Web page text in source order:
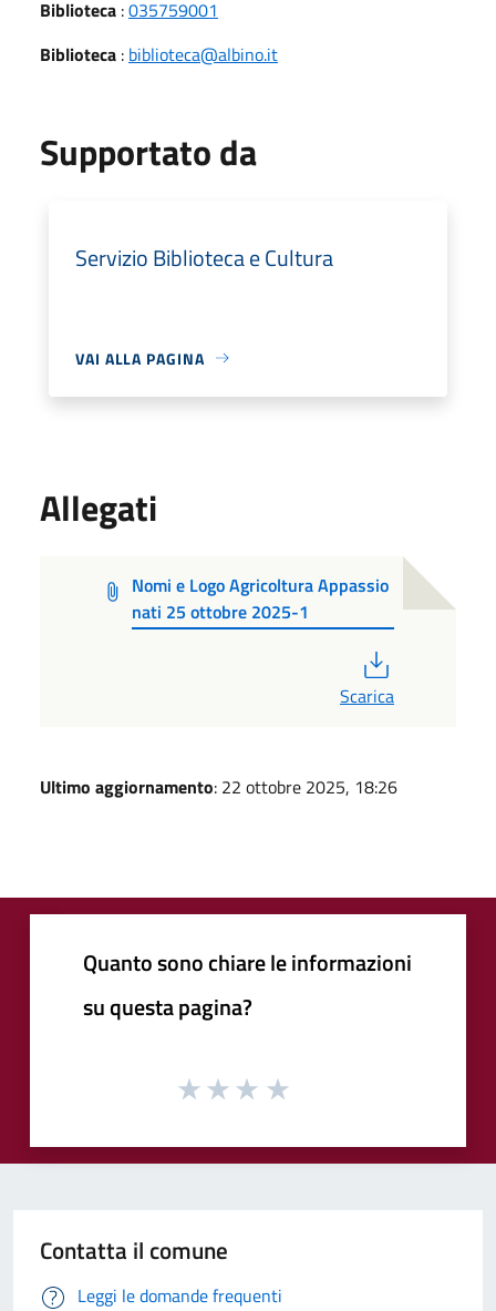
Biblioteca :035759001
Biblioteca : biblioteca@albino.it
Supportato da
Servizio Biblioteca e Cultura
VAI ALLA PAGINA
Allegati
Nomi e Logo Agricoltura Appassio
nati 25 ottobre 2025-1
Scarica
Ultimo aggiornamento: 22 ottobre 2025, 18:26
Quanto sono chiare le informazioni
su questa pagina?
Contatta il comune
Leggi le domande frequenti